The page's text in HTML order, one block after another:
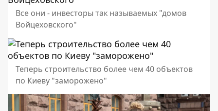
Все они - инвесторы так называемых "домов
Войцеховского"
Теперь строительство более чем 40 объектов
по Киеву "заморожено"